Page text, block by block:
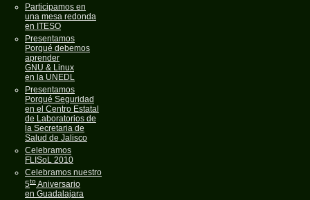
Participamos en
una mesa redonda
en ITESO
Presentamos
Porqué debemos
aprender
GNU & Linux
en la UNEDL
Presentamos
Porqué Seguridad
en el Centro Estatal
de Laboratorios de
la Secretaria de
Salud de Jalisco
Celebramos
FLISoL 2010
Celebramos nuestro
5toAniversario
en Guadalajara